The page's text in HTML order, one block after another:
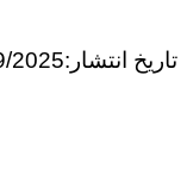
تاریخ انتشار:12:00:00 AM